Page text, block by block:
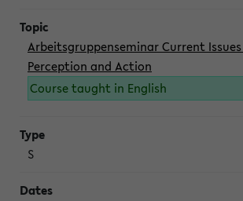
Arbeitsgruppenseminar Current
Perception and Action
Course taught in English
S